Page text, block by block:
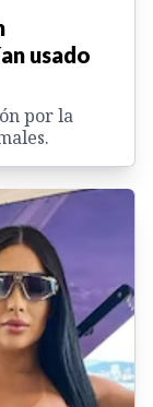
usado
por la